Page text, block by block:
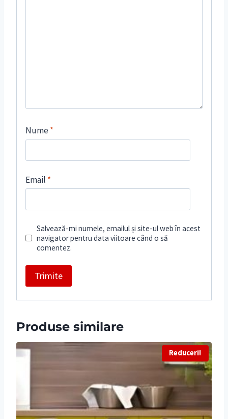
Nume*
Email *
Salvează-mi numele, emailul și site-ul web în acest
navigator pentru data viitoare când o să
comentez.
Produse similare
Reduceri!